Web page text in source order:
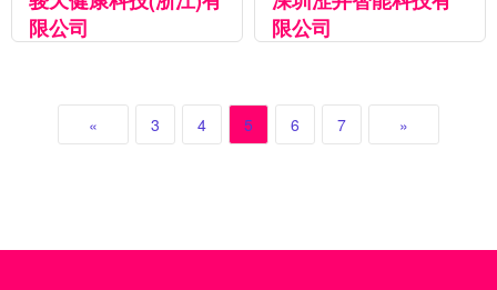
限公司
限公司
« 3 4 5 6 7 »